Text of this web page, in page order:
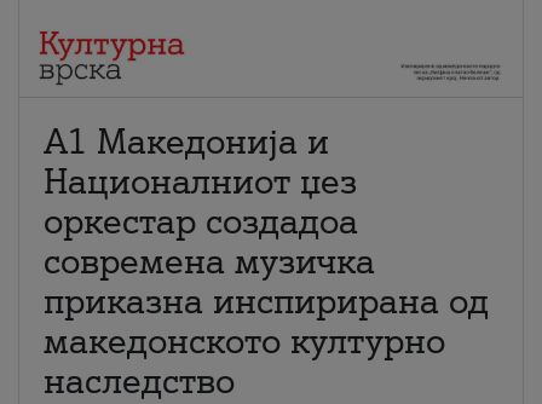
А1 Македонија и
Националниот џез
оркестар создадоа
современа музичка
приказна инспирирана од
македонското културно
наследство